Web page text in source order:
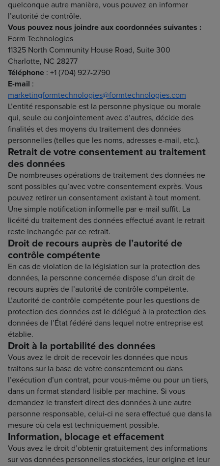
quelconque autre manière, vous pouvez en informer
l’autorité de contrôle.
Vous pouvez nous joindre aux coordonnées suivantes :
Form Technologies
11325 North Community House Road, Suite 300
Charlotte, NC 28277
Téléphone : +1 (704) 927-2790
E-mail :
marketingformtechnologies@formtechnologies.com
L’entité responsable est la personne physique ou morale
qui, seule ou conjointement avec d’autres, décide des
finalités et des moyens du traitement des données
personnelles (telles que les noms, adresses e-mail, etc.).
Retrait de votre consentement au traitement
des données
De nombreuses opérations de traitement des données ne
sont possibles qu’avec votre consentement exprès. Vous
pouvez retirer un consentement existant à tout moment.
Une simple notification informelle par e-mail suffit. La
licéité du traitement des données effectué avant le retrait
reste inchangée par ce retrait.
Droit de recours auprès de l’autorité de
contrôle compétente
En cas de violation de la législation sur la protection des
données, la personne concernée dispose d’un droit de
recours auprès de l’autorité de contrôle compétente.
L’autorité de contrôle compétente pour les questions de
protection des données est le délégué à la protection des
données de l’État fédéré dans lequel notre entreprise est
établie.
Droit à la portabilité des données
Vous avez le droit de recevoir les données que nous
traitons sur la base de votre consentement ou dans
l’exécution d’un contrat, pour vous-même ou pour un tiers,
dans un format standard lisible par machine. Si vous
demandez le transfert direct des données à une autre
personne responsable, celui-ci ne sera effectué que dans la
mesure où cela est techniquement possible.
Information, blocage et effacement
Vous avez le droit d’obtenir gratuitement des informations
sur vos données personnelles stockées, leur origine et leur